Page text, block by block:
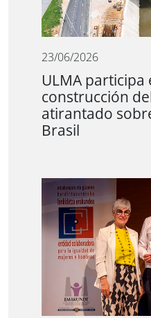
23/06/2026
ULMA participa
construcción
atirantado
Brasil